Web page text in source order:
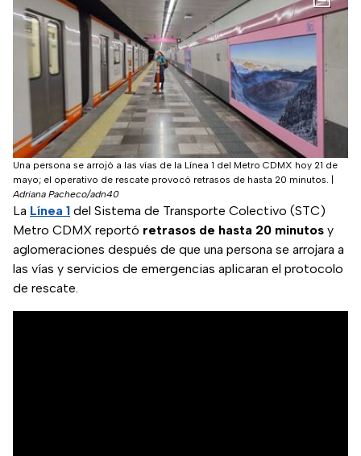
Una persona se arrojó a las vías de la Línea 1 del Metro CDMX hoy 21 de
mayo; el operativo de rescate provocó retrasos de hasta 20 minutos.
Adriana Pacheco/adn40
La Línea 1 del Sistema de Transporte Colectivo (STC)
Metro CDMX reportó retrasos de hasta 20 minutos y
aglomeraciones después de que una persona se arrojara a
las vías y servicios de emergencias aplicaran el protocolo
de rescate.